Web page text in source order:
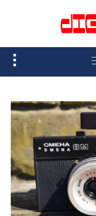
TOGGLE
SIDEBAR
NAVIGATION